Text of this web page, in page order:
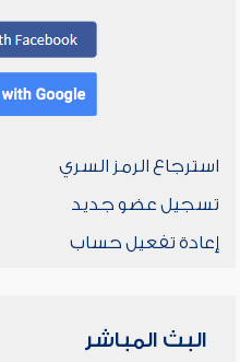
استرجاع الرمز السري
تسجيل عضو جديد
إعادة تفعيل حساب
البث المباشر